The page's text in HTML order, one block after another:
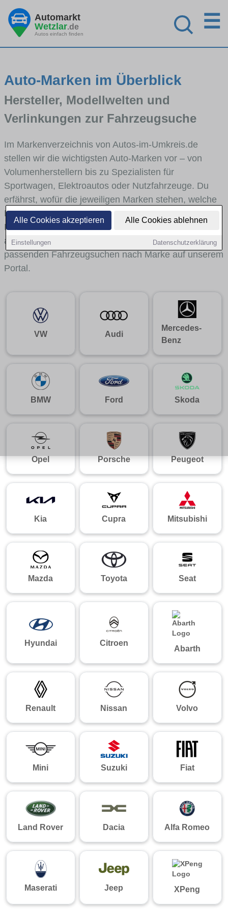
Alle Cookies akzeptieren Alle Cookies ablehnen
Einstellungen Datenschutzerklärung
Automarkt
Wetzlar.de
Autos einfach finden
☰
Auto-Marken im Überblick
Hersteller, Modellwelten und
Verlinkungen zur Fahrzeugsuche
Im Markenverzeichnis von Autos-im-Umkreis.de
stellen wir die wichtigsten Auto-Marken vor – von
Volumenherstellern bis zu Spezialisten für
Sportwagen, Elektroautos oder Nutzfahrzeuge. Du
erfährst, wofür die jeweiligen Marken stehen, welche
Fahrzeugklassen sie abdecken und wie sich die
Modellwelten unterscheiden. Von den Markenportraits
aus gelangst du mit internen Links bequem zu den
passenden Fahrzeugsuchen nach Marke auf unserem
Portal.
VW Audi
Mercedes-
Benz
BMW Ford Skoda
Opel Porsche Peugeot
Kia Cupra Mitsubishi
Mazda Toyota Seat
Hyundai Citroen
Abarth
Renault Nissan Volvo
Mini Suzuki Fiat
Land Rover Dacia Alfa Romeo
Maserati Jeep XPeng